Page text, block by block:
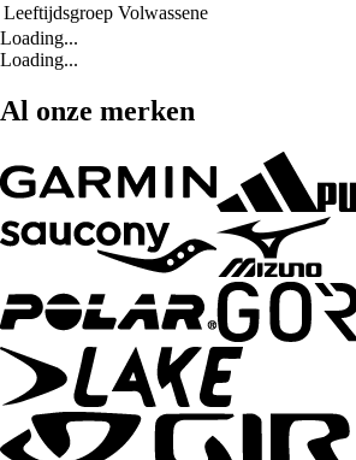
Leeftijdsgroep Volwassene
Loading...
Loading...
Al onze merken